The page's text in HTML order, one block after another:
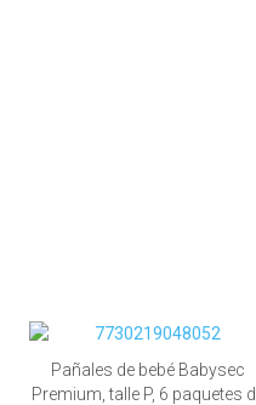
Pañales de bebé Babysec
Premium, talle P, 6 paquetes de